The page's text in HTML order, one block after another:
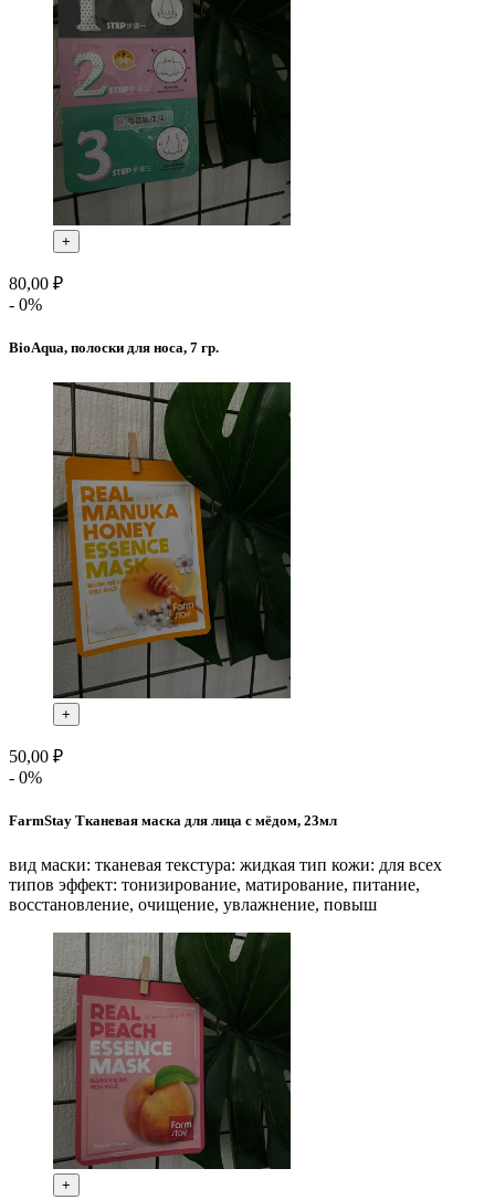
+
80,00 ₽
- 0%
BioAqua, полоски для носа, 7 гр.
+
50,00 ₽
- 0%
FarmStay Тканевая маска для лица с мёдом, 23мл
вид маски: тканевая текстура: жидкая тип кожи: для всех
типов эффект: тонизирование, матирование, питание,
восстановление, очищение, увлажнение, повыш
+